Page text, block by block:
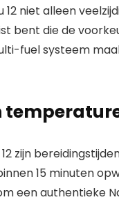
niet alleen
bent die de
fuel systeem
12 zijn
15 minuten
een authentieke